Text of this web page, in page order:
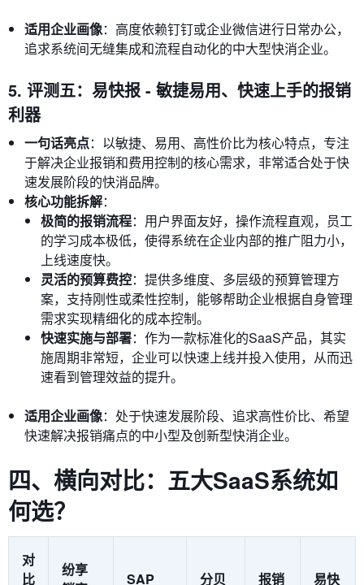
适用企业画像：高度依赖钉钉或企业微信进行日常办公，
追求系统间无缝集成和流程自动化的中大型快消企业。
5. 评测五：易快报 - 敏捷易用、快速上手的报销
利器
一句话亮点：以敏捷、易用、高性价比为核心特点，专注
于解决企业报销和费用控制的核心需求，非常适合处于快
速发展阶段的快消品牌。
核心功能拆解：
极简的报销流程：用户界面友好，操作流程直观，员工
的学习成本极低，使得系统在企业内部的推广阻力小，
上线速度快。
灵活的预算费控：提供多维度、多层级的预算管理方
案，支持刚性或柔性控制，能够帮助企业根据自身管理
需求实现精细化的成本控制。
快速实施与部署：作为一款标准化的SaaS产品，其实
施周期非常短，企业可以快速上线并投入使用，从而迅
速看到管理效益的提升。
适用企业画像：处于快速发展阶段、追求高性价比、希望
快速解决报销痛点的中小型及创新型快消企业。
四、横向对比：五大SaaS系统如
何选？
对
比
纷享
SAP 分贝 报销 易快